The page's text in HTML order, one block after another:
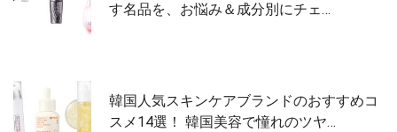
す名品を、お悩み＆成分別にチェ…
韓国人気スキンケアブランドのおすすめコ
スメ14選！ 韓国美容で憧れのツヤ…